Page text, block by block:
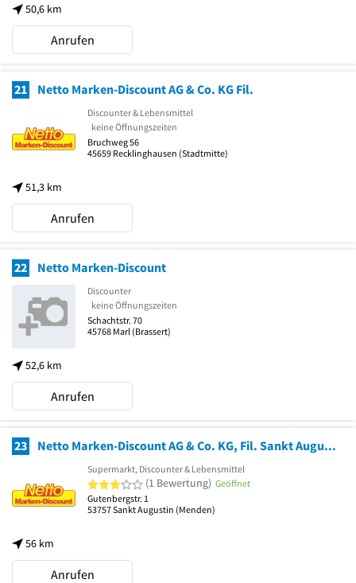
50,6 km
Anrufen
21 Netto Marken-Discount AG & Co. KG Fil.
51,3 km
Discounter & Lebensmittel
keine Öffnungszeiten
Bruchweg 56
45659 Recklinghausen (Stadtmitte)
Anrufen
22 Netto Marken-Discount
52,6 km
Discounter
keine Öffnungszeiten
Schachtstr. 70
45768 Marl (Brassert)
Anrufen
23 Netto Marken-Discount AG & Co. KG, Fil. Sankt Augustin
56 km
Supermarkt, Discounter & Lebensmittel
3 von 5 Sternen
(1 Bewertung) Geöffnet
Gutenbergstr. 1
53757Sankt Augustin (Menden)
Anrufen